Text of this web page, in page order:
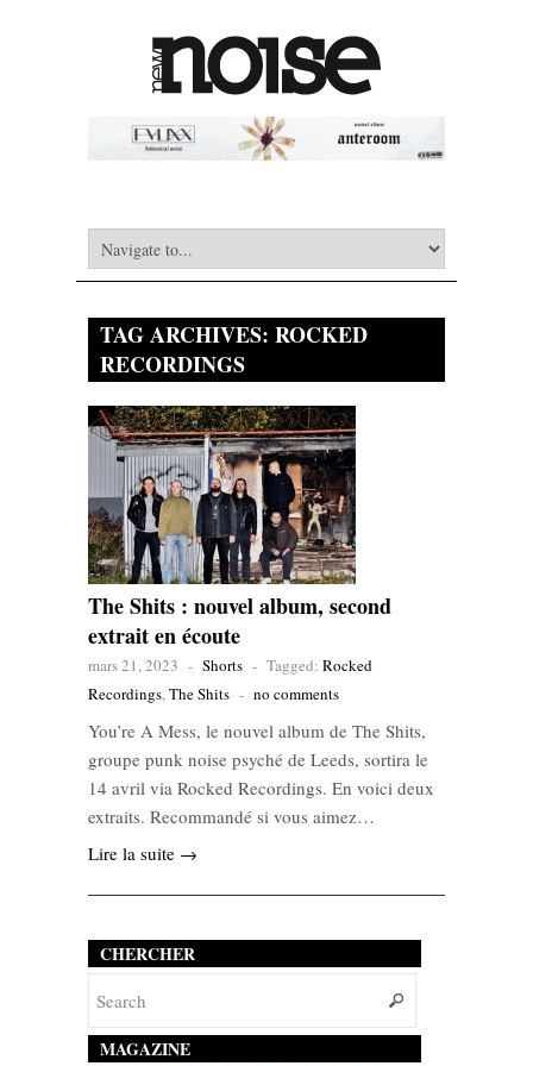
TAG ARCHIVES: ROCKED
RECORDINGS
The Shits : nouvel album, second
extrait en écoute
mars 21, 2023 - Shorts - Tagged: Rocked
Recordings,The Shits - no comments
You’re A Mess, le nouvel album de The Shits,
groupe punk noise psyché de Leeds, sortira le
14 avril via Rocked Recordings. En voici deux
extraits. Recommandé si vous aimez…
Lire la suite →
CHERCHER
MAGAZINE